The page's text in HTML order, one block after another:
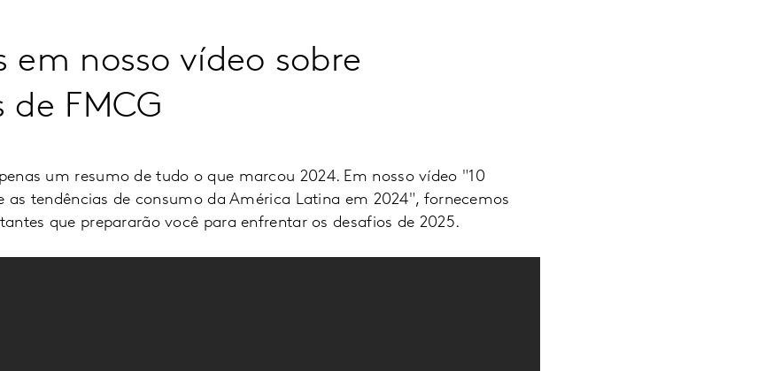
em nosso vídeo sobre
FMCG
um resumo de tudo o que marcou 2024. Em nosso vídeo "10
as tendências de consumo da América Latina em 2024", fornecemos
que prepararão você para enfrentar os desafios de 2025.